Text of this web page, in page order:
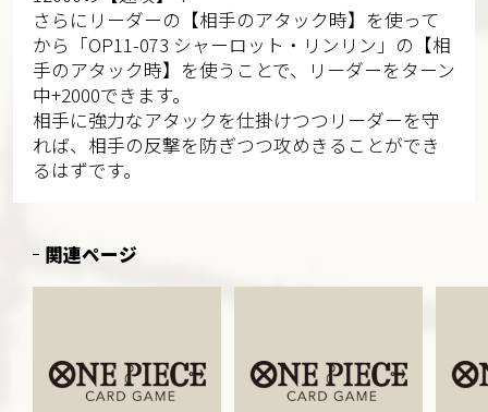
さらにリーダーの【相手のアタック時】を使って
から「OP11-073 シャーロット・リンリン」の【相
手のアタック時】を使うことで、リーダーをターン
中+2000できます。
相手に強力なアタックを仕掛けつつリーダーを守
れば、相手の反撃を防ぎつつ攻めきることができ
るはずです。
関連ページ